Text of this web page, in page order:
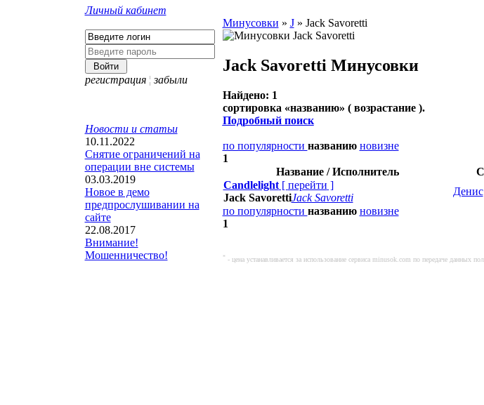
Личный кабинет
регистрация ¦ забыли
Новости и статьи
10.11.2022
Снятие ограничений на
операции вне системы
03.03.2019
Новое в демо
предпрослушивании на
сайте
22.08.2017
Внимание!
Мошенничество!
Минусовки » J» Jack Savoretti
Jack Savoretti Минусовки
Найдено: 1
сортировка «названию» ( возрастание ).
Подробный поиск
по популярности названию новизне
1
Название / Исполнитель
Candlelight[ перейти ]
Jack SavorettiJack Savoretti
Денис
по популярности названию новизне
1
* - цена устанавливается за использование сервиса minusok.com по передаче данных